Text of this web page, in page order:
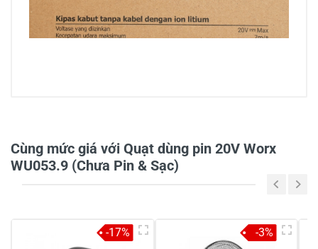
-
Cùng mức giá với Quạt dùng pin 20V Worx
WU053.9 (Chưa Pin & Sạc)
-17% -3%